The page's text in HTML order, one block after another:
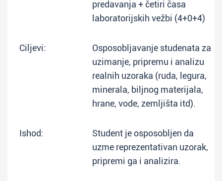
predavanja + četiri časa
laboratorijskih vežbi (4+0+4)
Ciljevi:
Osposobljavanje studenata za
uzimanje, pripremu i analizu
realnih uzoraka (ruda, legura,
minerala, biljnog materijala,
hrane, vode, zemljišta itd).
Ishod:
Student je osposobljen da
uzme reprezentativan uzorak,
pripremi ga i analizira.